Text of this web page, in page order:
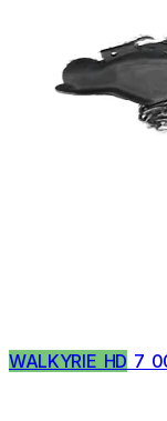
WALKYRIE HD 7